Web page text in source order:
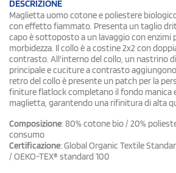
DESCRIZIONE
Maglietta uomo cotone e poliestere
con effetto fiammato. Presenta un taglio
capo è sottoposto a un lavaggio con enzimi
morbidezza. Il collo è a costine 2x2 con
contrasto. All'interno del collo, un nastrino
principale e cuciture a contrasto
retro del collo è presente un patch per la
finiture flatlock completano il fondo manica
maglietta, garantendo una rifinitura di alta
Composizione: 80% cotone bio / 20%
consumo
Certificazione: Global Organic Textile
/ OEKO-TEX® standard 100